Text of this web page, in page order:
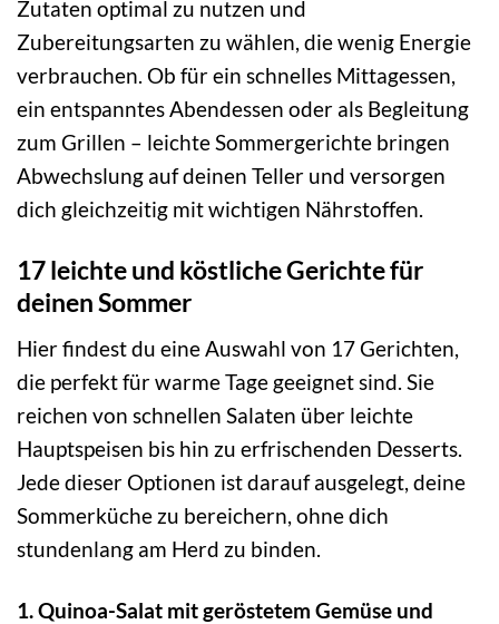
Zutaten optimal zu nutzen und
Zubereitungsarten zu wählen, die wenig Energie
verbrauchen. Ob für ein schnelles Mittagessen,
ein entspanntes Abendessen oder als Begleitung
zum Grillen – leichte Sommergerichte bringen
Abwechslung auf deinen Teller und versorgen
dich gleichzeitig mit wichtigen Nährstoffen.
17 leichte und köstliche Gerichte für
deinen Sommer
Hier findest du eine Auswahl von 17 Gerichten,
die perfekt für warme Tage geeignet sind. Sie
reichen von schnellen Salaten über leichte
Hauptspeisen bis hin zu erfrischenden Desserts.
Jede dieser Optionen ist darauf ausgelegt, deine
Sommerküche zu bereichern, ohne dich
stundenlang am Herd zu binden.
1. Quinoa-Salat mit geröstetem Gemüse und